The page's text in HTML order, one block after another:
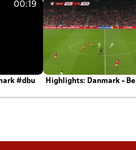
00:19
#dbu
Highlights: Danmark -